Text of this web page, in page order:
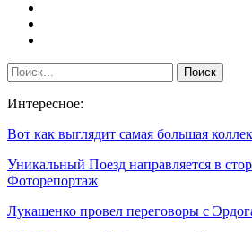
Интересное:
Вот как выглядит самая большая
Уникальный Поезд направляется в
Фоторепортаж
Лукашенко провел переговоры с